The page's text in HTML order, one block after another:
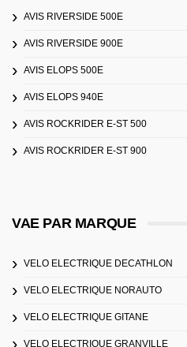
AVIS RIVERSIDE 500E
AVIS RIVERSIDE 900E
AVIS ELOPS 500E
AVIS ELOPS 940E
AVIS ROCKRIDER E-ST 500
AVIS ROCKRIDER E-ST 900
VAE PAR MARQUE
VELO ELECTRIQUE DECATHLON
VELO ELECTRIQUE NORAUTO
VELO ELECTRIQUE GITANE
VELO ELECTRIQUE GRANVILLE